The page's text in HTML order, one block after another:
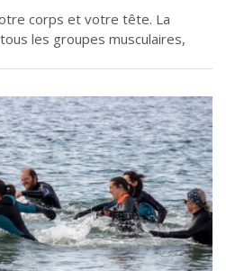
corps et votre tête. La
les groupes musculaires,